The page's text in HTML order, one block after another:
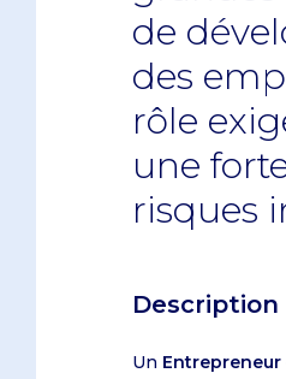
de
des
rôle
une
risques
Un Entrepreneur